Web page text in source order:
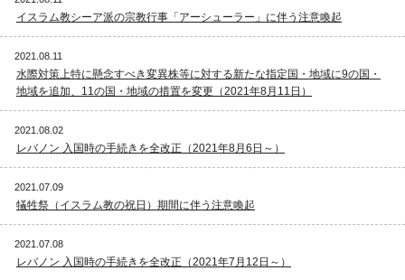
イスラム教シーア派の宗教行事「アーシューラー」に伴う注意喚起
2021.08.11
水際対策上特に懸念すべき変異株等に対する新たな指定国・地域に9の国・
地域を追加、11の国・地域の措置を変更（2021年8月11日）
2021.08.02
レバノン 入国時の手続きを全改正（2021年8月6日～）
2021.07.09
犠牲祭（イスラム教の祝日）期間に伴う注意喚起
2021.07.08
レバノン 入国時の手続きを全改正（2021年7月12日～）